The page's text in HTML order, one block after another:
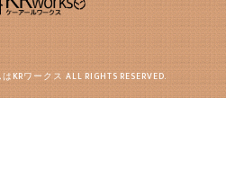
ワークス ALL RIGHTS RESERVED.